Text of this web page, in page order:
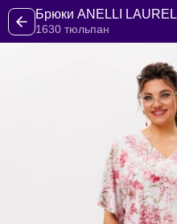
Брюки ANELLI LAUREL
1630 тюльпан